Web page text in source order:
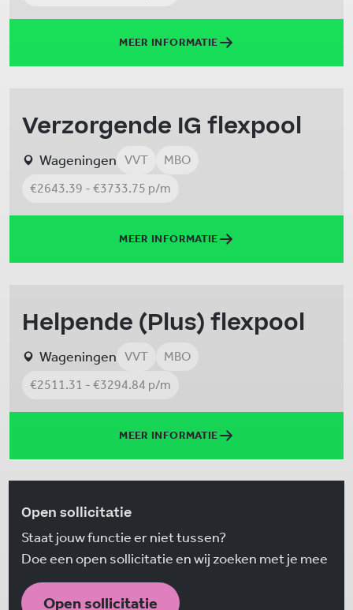
MEER INFORMATIE
Verzorgende IG flexpool
Wageningen VVT
MBO
€2643.39 - €3733.75 p/m
MEER INFORMATIE
Helpende (Plus) flexpool
Wageningen VVT
MBO
€2511.31 - €3294.84 p/m
MEER INFORMATIE
Open sollicitatie
Staat jouw functie er niet tussen?
Doe een open sollicitatie en wij zoeken met je mee
Open sollicitatie